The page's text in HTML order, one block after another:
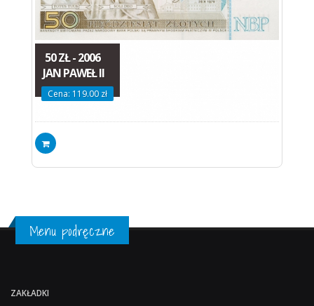
50 ZŁ - 2006
JAN PAWEŁ II
Cena: 119.00 zł
Menu podręczne
ZAKŁADKI